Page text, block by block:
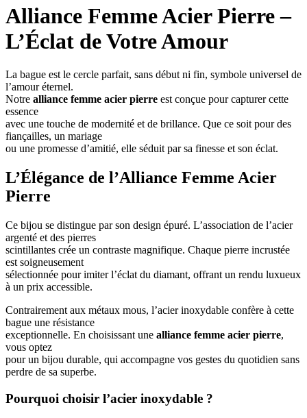
Alliance Femme Acier Pierre –
L’Éclat de Votre Amour
La bague est le cercle parfait, sans début ni fin, symbole universel de
l’amour éternel.
Notre alliance femme acier pierre est conçue pour capturer cette
essence
avec une touche de modernité et de brillance. Que ce soit pour des
fiançailles, un mariage
ou une promesse d’amitié, elle séduit par sa finesse et son éclat.
L’Élégance de l’Alliance Femme Acier
Pierre
Ce bijou se distingue par son design épuré. L’association de l’acier
argenté et des pierres
scintillantes crée un contraste magnifique. Chaque pierre incrustée
est soigneusement
sélectionnée pour imiter l’éclat du diamant, offrant un rendu luxueux
à un prix accessible.
Contrairement aux métaux mous, l’acier inoxydable confère à cette
bague une résistance
exceptionnelle. En choisissant une alliance femme acier pierre,
vous optez
pour un bijou durable, qui accompagne vos gestes du quotidien sans
perdre de sa superbe.
Pourquoi choisir l’acier inoxydable ?